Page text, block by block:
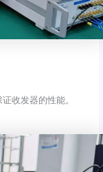
收发器的性能。